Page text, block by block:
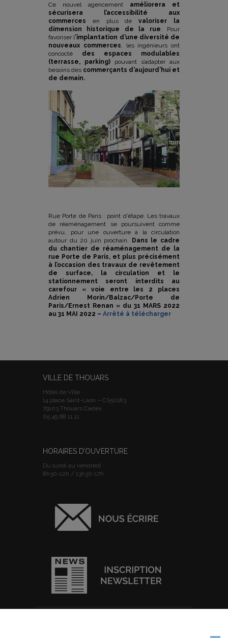
Ce nouvel agencement améliorera et
sécurisera l’accessibilité aux
commerces en plus devaloriser la
dimension historique de la rue. Pour
favoriser l’implantation d’une diversité de
nouveaux commerces, les ingénieurs ont
concocté des espaces modulables
(terrasse, parking) pouvant s’adapter aux
besoins des commerçants d’aujourd’hui et
de demain.
Rue Porte de Paris : point d’étape. Les travaux
de réaménagement se poursuivent comme
prévu, pour une ouverture à la circulation
autour du 20 juin prochain.
Dans le cadre
du chantier de réaménagement de la
rue Porte de Paris, et plus précisément
à l’occasion des travaux de revêtement
de surface, la circulation et le
stationnement seront interdits au
carefour « voie entre les 2 places
Adrien Morin/Balzac/Porte de
Paris/Ernest Renan » du 31 MARS 2022
au 31 MAI 2022 – Arrêté à télécharger
VILLE DE THOUARS
Hôtel de Ville
14 place Saint-Laon – CS50183
79103 Thouars Cedex
05.49.68.11.11
HORAIRES D’OUVERTURE
Du lundi au vendredi :
8h30-12h / 13h30-17h